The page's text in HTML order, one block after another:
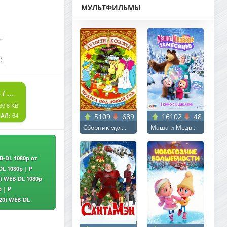
СКАЧАТЬ ТОРРЕНТ СТАРОЙ ЗАКАЛКИ / СТАРАЯ КРОВЬ / OLD BLOOD (2020) WEB-DL 1080P | P
KB
64
DL 1080p от
1080p | P
DL 1080p
| P
WEB-DL
МУЛЬТФИЛЬМЫ
5109 689
Сборник мул...
16102 48
Маша и Медв...